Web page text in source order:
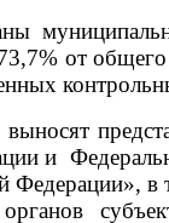
от
выносят
и
Федерации», в